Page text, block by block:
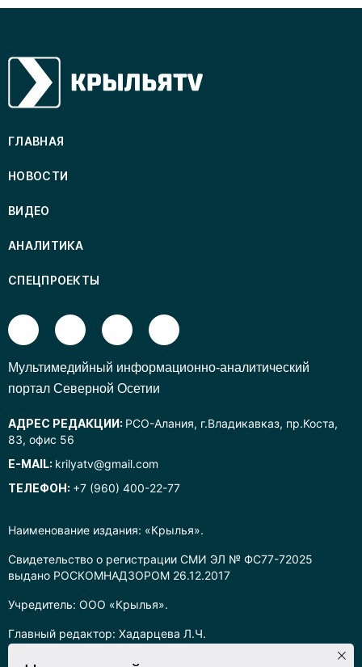
Наименование издания: «Крылья».
Свидетельство о регистрации СМИ ЭЛ № ФС77-72025
выдано РОСКОМНАДЗОРОМ 26.12.2017
Учредитель: ООО «Крылья».
Главный редактор: Хадарцева Л.Ч.
Информация на сайте предназначена для лиц старше 16 лет.
ГЛАВНАЯ
НОВОСТИ
ВИДЕО
АНАЛИТИКА
СПЕЦПРОЕКТЫ
Mультимедийный информационно-аналитический
портал Северной Осетии
АДРЕС РЕДАКЦИИ: РСО-Алания, г.Владикавказ, пр.Коста,
83, офис 56
E-MAIL: krilyatv@gmail.com
ТЕЛЕФОН: +7 (960) 400-22-77